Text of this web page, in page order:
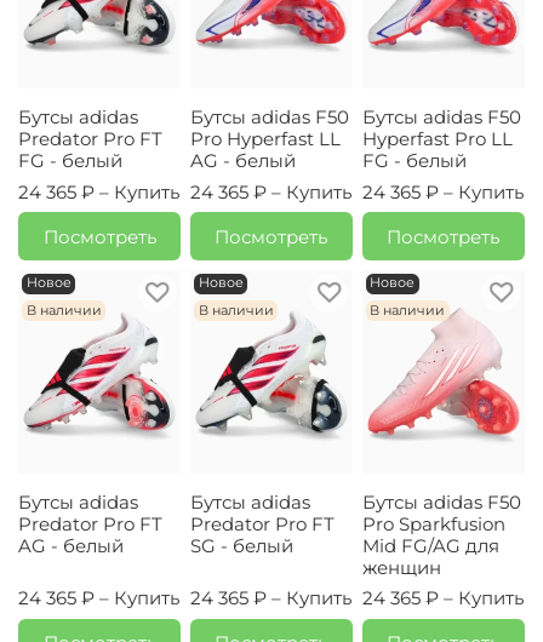
Бутсы adidas
Predator Pro FT
FG - белый
24 365 ₽ – Купить
Посмотреть
Бутсы adidas F50
Pro Hyperfast LL
AG - белый
24 365 ₽ – Купить
Посмотреть
Бутсы adidas F50
Hyperfast Pro LL
FG - белый
24 365 ₽ – Купить
Посмотреть
Новое
В наличии
Бутсы adidas
Predator Pro FT
AG - белый
24 365 ₽ – Купить
Новое
В наличии
Бутсы adidas
Predator Pro FT
SG - белый
24 365 ₽ – Купить
Новое
В наличии
Бутсы adidas F50
Pro Sparkfusion
Mid FG/AG для
женщин
24 365 ₽ – Купить